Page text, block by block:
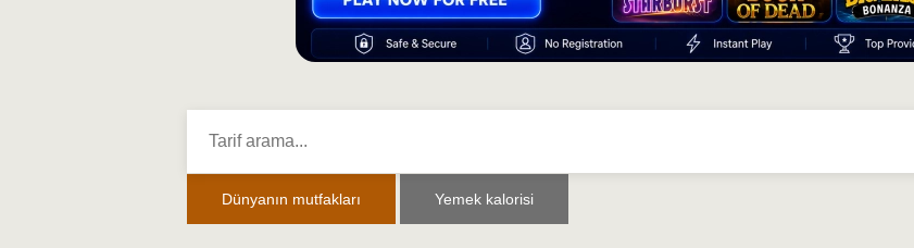
Dünyanın mutfakları Yemek kalorisi